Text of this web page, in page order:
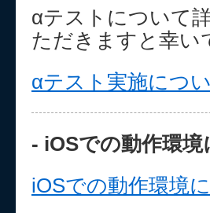
αテストについて
ただきますと幸い
αテスト実施につ
- iOSでの動作環
iOSでの動作環境